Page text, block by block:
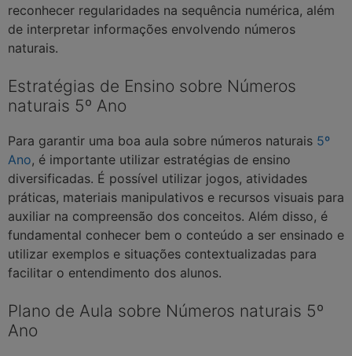
reconhecer regularidades na sequência numérica, além
de interpretar informações envolvendo números
naturais.
Estratégias de Ensino sobre Números
naturais 5º Ano
Para garantir uma boa aula sobre números naturais 5º
Ano, é importante utilizar estratégias de ensino
diversificadas. É possível utilizar jogos, atividades
práticas, materiais manipulativos e recursos visuais para
auxiliar na compreensão dos conceitos. Além disso, é
fundamental conhecer bem o conteúdo a ser ensinado e
utilizar exemplos e situações contextualizadas para
facilitar o entendimento dos alunos.
Plano de Aula sobre Números naturais 5º
Ano